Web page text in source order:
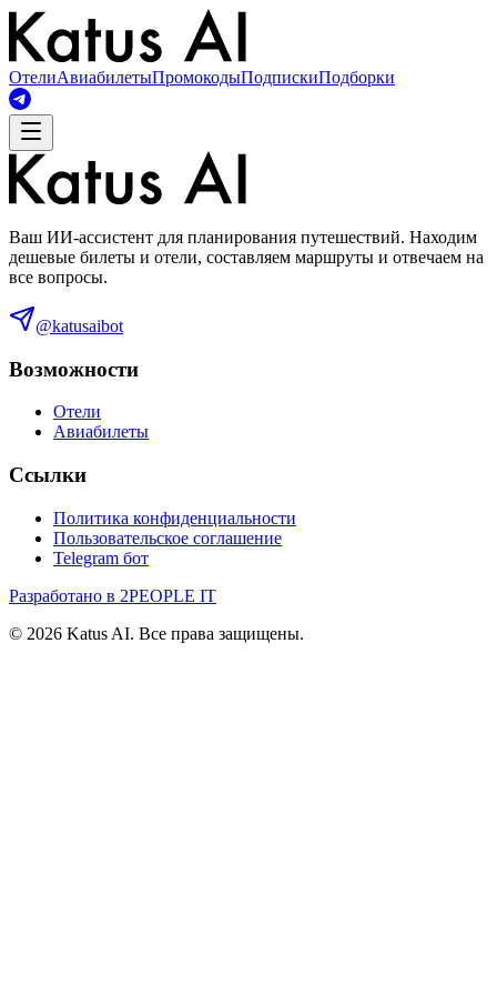
ОтелиАвиабилетыПромокодыПодпискиПодборки
Ваш ИИ-ассистент для планирования путешествий. Находим
дешевые билеты и отели, составляем маршруты и отвечаем на
все вопросы.
@katusaibot
Возможности
Отели
Авиабилеты
Ссылки
Политика конфиденциальности
Пользовательское соглашение
Telegram бот
Разработано в 2PEOPLE IT
© 2026 Katus AI. Все права защищены.